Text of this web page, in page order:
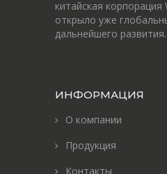
китайская корпорация
открыло уже
дальнейшего развития.
ИНФОРМАЦИЯ
О компании
Продукция
Контакты